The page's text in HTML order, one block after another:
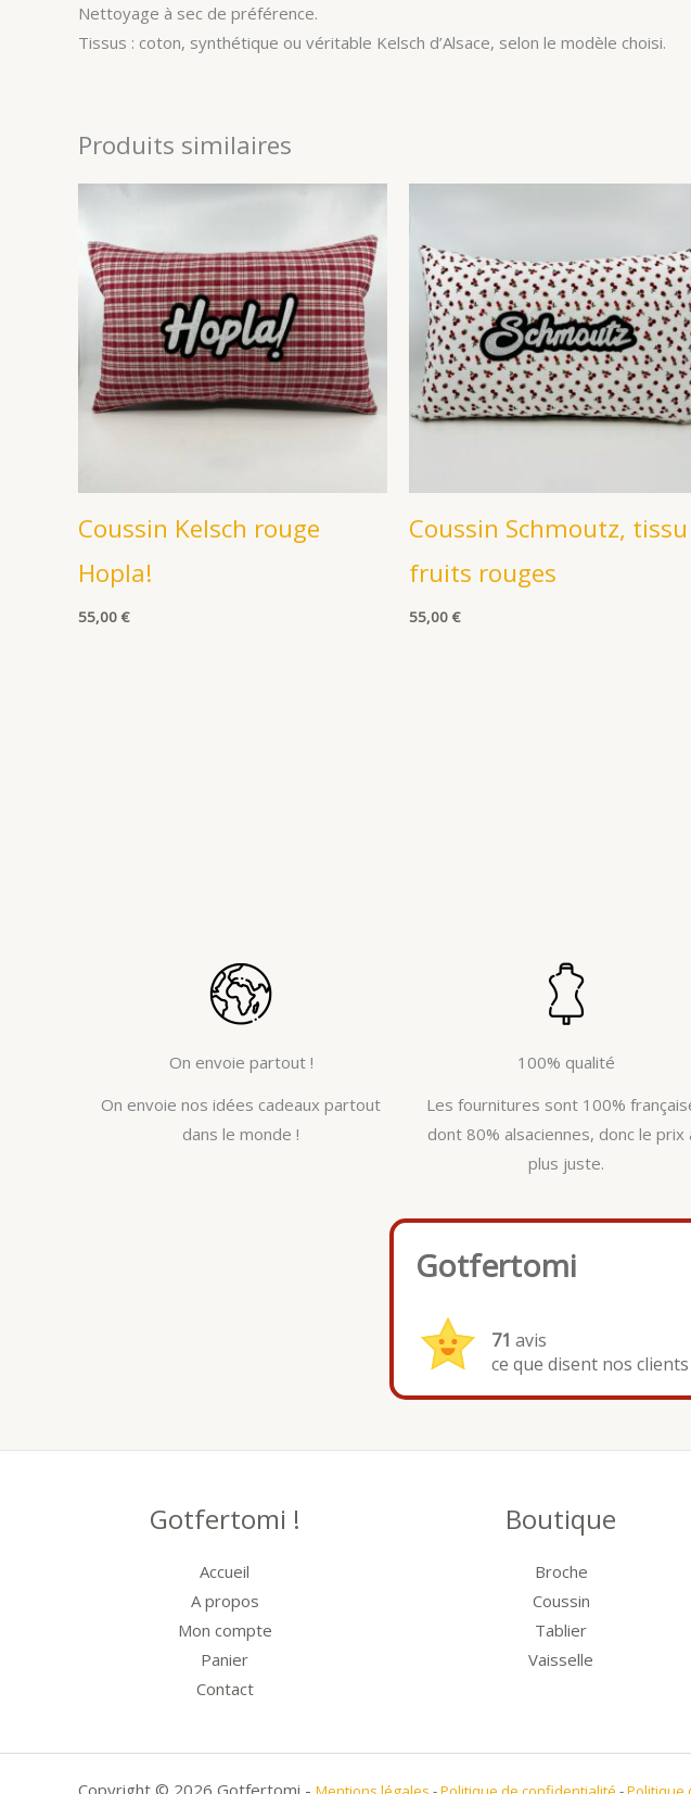
Nettoyage à sec de préférence.
Tissus : coton, synthétique ou véritable Kelsch d’Alsace, selon le modèle choisi.
Produits similaires
Coussin Kelsch rouge
Hopla!
55,00 €
Coussin Schmoutz, tissu
fruits rouges
55,00 €
On envoie partout !
On envoie nos idées cadeaux partout
dans le monde !
100% qualité
Les fournitures sont 100%
dont 80% alsaciennes, donc le prix
plus juste.
Gotfertomi
71 avis
ce que disent nos
Gotfertomi !
Accueil
A propos
Mon compte
Panier
Contact
Boutique
Broche
Coussin
Tablier
Vaisselle
Copyright © 2026 Gotfertomi -